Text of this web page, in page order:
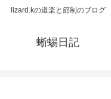
lizard.kの道楽と節制のブログ
蜥蜴日記